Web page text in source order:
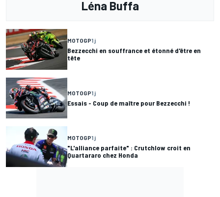
Léna Buffa
MOTOGP1 j
Bezzecchi en souffrance et étonné d'être en
tête
MOTOGP1 j
Essais - Coup de maître pour Bezzecchi !
MOTOGP1 j
"L'alliance parfaite" : Crutchlow croit en
Quartararo chez Honda